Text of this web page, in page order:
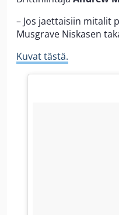
– Jos jaettaisiin mitalit
Musgrave Niskasen
Kuvat tästä.